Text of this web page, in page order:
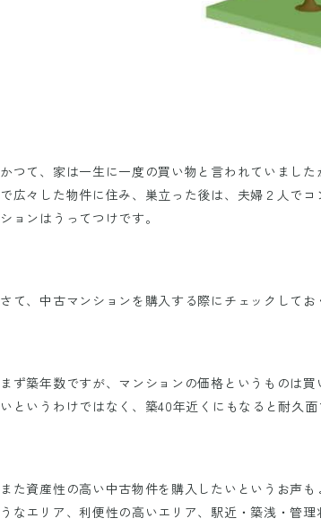
かつて、家は一生に一度の買い物と言われていまし
で広々した物件に住み、巣立った後は、夫婦２人で
ションはうってつけです。
さて、中古マンションを購入する際にチェックして
まず築年数ですが、マンションの価格というものは
いというわけではなく、築40年近くにもなると耐久
また資産性の高い中古物件を購入したいというお声
うなエリア、利便性の高いエリア、駅近・築浅・管